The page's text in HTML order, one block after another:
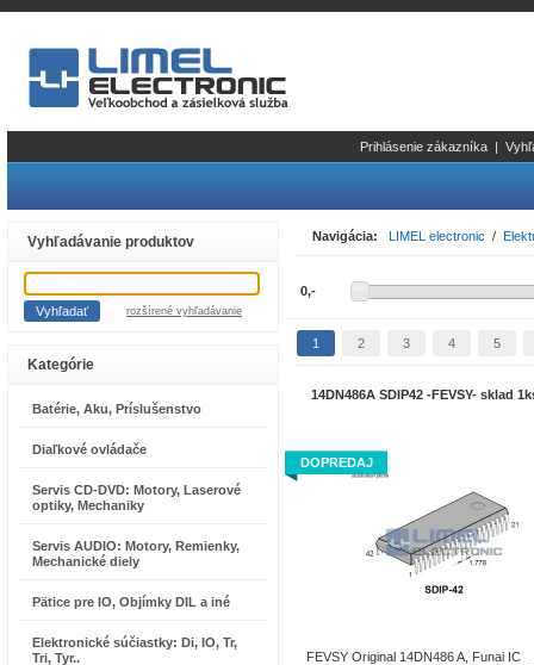
Prihlásenie zákazníka |
Vyhľadávanie produktov
rozšírené vyhľadávanie
Kategórie
Batérie, Aku, Príslušenstvo
Diaľkové ovládače
Servis CD-DVD: Motory, Laserové
optiky, Mechaniky
Servis AUDIO: Motory, Remienky,
Mechanické diely
Pätice pre IO, Objímky DIL a iné
Elektronické súčiastky: Di, IO, Tr,
Tri, Tyr..
Navigácia: LIMEL electronic /
1 2 3 4 5
14DN486A SDIP42 -FEVSY- sklad
DOPREDAJ
FEVSY Original 14DN486 A, Funai IC